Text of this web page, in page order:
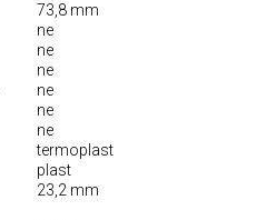
73,8 mm
ne
ne
ne
ne
ne
ne
termoplast
plast
23,2 mm